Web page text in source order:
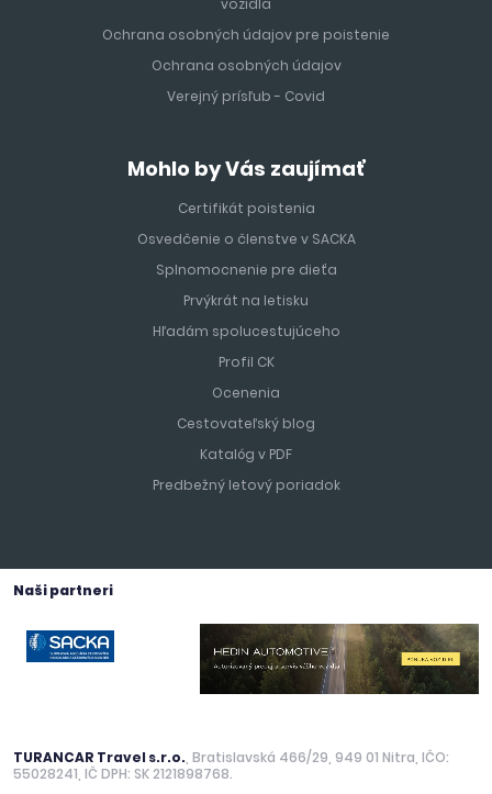
Ochrana osobných údajov pre poistenie
Ochrana osobných údajov
Verejný prísľub - Covid
Mohlo by Vás zaujímať
Certifikát poistenia
Osvedčenie o členstve v SACKA
Splnomocnenie pre dieťa
Prvýkrát na letisku
Hľadám spolucestujúceho
Profil CK
Ocenenia
Cestovateľský blog
Katalóg v PDF
Predbežný letový poriadok
Naši partneri
TURANCAR Travel s.r.o. , Bratislavská 466/29, 949 01 Nitra, IČO:
55028241, IČ DPH: SK 2121898768.